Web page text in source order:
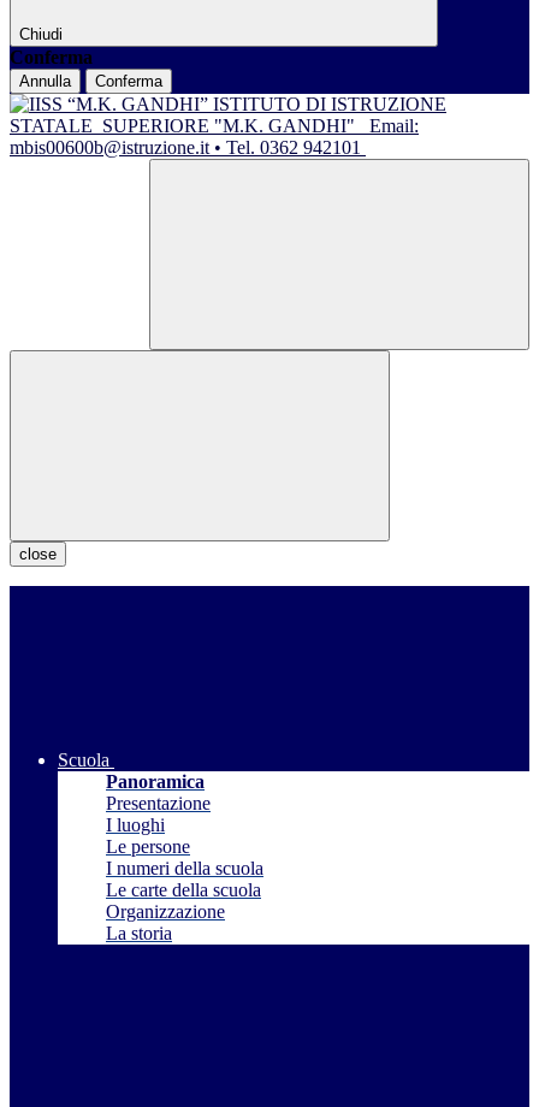
Chiudi
Conferma
Annulla Conferma
ISTITUTO DI ISTRUZIONE
STATALE SUPERIORE "M.K. GANDHI"
Email:
mbis00600b@istruzione.it • Tel. 0362 942101
close
Scuola
Panoramica
Presentazione
I luoghi
Le persone
I numeri della scuola
Le carte della scuola
Organizzazione
La storia